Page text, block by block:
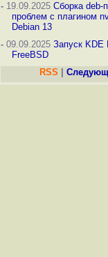
-19.09.2025 Сборка deb-
проблем с плагином
Debian 13
-09.09.2025 Запуск KDE
FreeBSD
RSS